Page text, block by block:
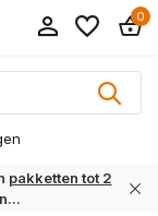
0
pakketten tot 2